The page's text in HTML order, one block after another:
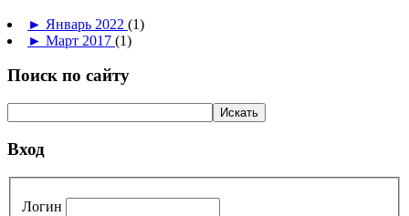
► Январь 2022 (1)
► Март 2017 (1)
Поиск по сайту
Вход
Логин